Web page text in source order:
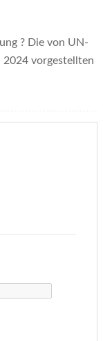
? Die von UN-
2024 vorgestellten